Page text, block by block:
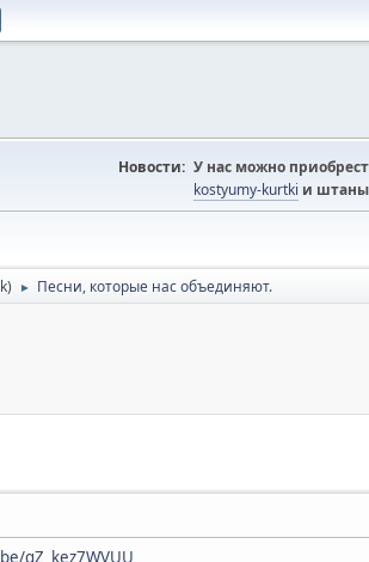
Новости: У нас можно
kostyumy-kurtki и
) ► Песни, которые нас объединяют.
gZ_kez7WVUU